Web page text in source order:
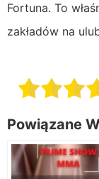
Fortuna. To
zakładów na
Powiązane